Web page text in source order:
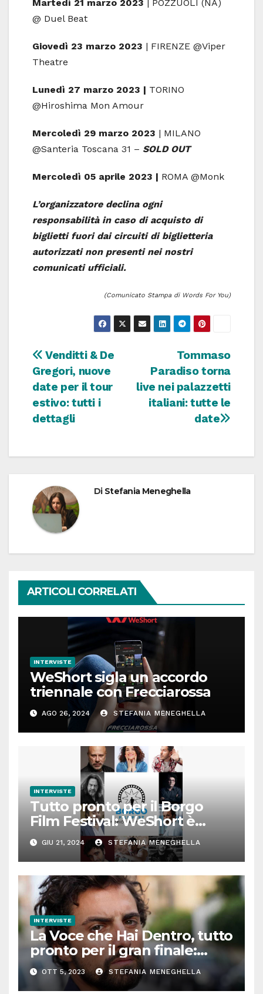
Martedì 21 marzo 2023 | POZZUOLI (NA)
@ Duel Beat
Giovedì 23 marzo 2023 | FIRENZE @Viper
Theatre
Lunedì 27 marzo 2023 | TORINO
@Hiroshima Mon Amour
Mercoledì 29 marzo 2023 | MILANO
@Santeria Toscana 31 – SOLD OUT
Mercoledì 05 aprile 2023 | ROMA @Monk
L’organizzatore declina ogni
responsabilità in caso di acquisto di
biglietti fuori dai circuiti di biglietteria
autorizzati non presenti nei nostri
comunicati ufficiali.
(Comunicato Stampa di Words For You)
Navigazione
articoli
Tommaso
Paradiso torna
live nei palazzetti
italiani: tutte le
date
Venditti & De
Gregori, nuove
date per il tour
estivo: tutti i
dettagli
Di Stefania Meneghella
ARTICOLI CORRELATI
INTERVISTE
WeShort sigla un accordo
triennale con Frecciarossa
AGO 26, 2024 STEFANIA MENEGHELLA
INTERVISTE
Tutto pronto per il Borgo
Film Festival: WeShort è
partner della prima edizione
GIU 21, 2024 STEFANIA MENEGHELLA
INTERVISTE
La Voce che Hai Dentro, tutto
pronto per il gran finale:
parla Roberto Oliveri
OTT 5, 2023 STEFANIA MENEGHELLA